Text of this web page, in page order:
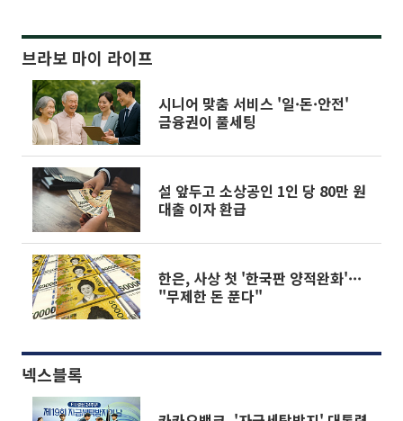
브라보 마이 라이프
시니어 맞춤 서비스 '일·돈·안전'
금융권이 풀세팅
설 앞두고 소상공인 1인 당 80만 원
대출 이자 환급
한은, 사상 첫 '한국판 양적완화'···
"무제한 돈 푼다"
넥스블록